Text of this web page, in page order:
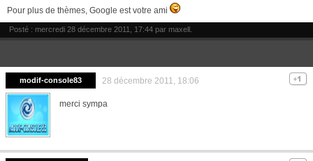
Pour plus de thèmes, Google est votre ami
Posté : mercredi 28 décembre 2011, 17:44 par maxell
modif-console83 28 décembre 2011, 18:06
merci sympa